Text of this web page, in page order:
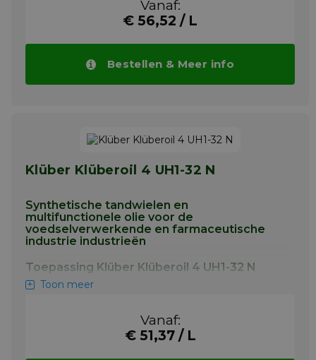
wormwielen die onderhevig zijn aan hoge
belastingen, lagers, spindels, gewrichten en
transportkettingen.
Vanaf:
€ 56,52 / L
Bestellen & Meer info
Klüber Klüberoil 4 UH1-32 N
Synthetische tandwielen en
multifunctionele olie voor de
voedselverwerkende en farmaceutische
industrie industrieën
Toepassing Klüber Klüberoil 4 UH1-32 N
Klüberoil 4 UH1 N is ontwikkeld voor de
die onderhevig zijn aan hoge belastingen,
lagers, spindels, verbindingen en hijs-,
Toon meer
Vanaf:
€ 51,37 / L